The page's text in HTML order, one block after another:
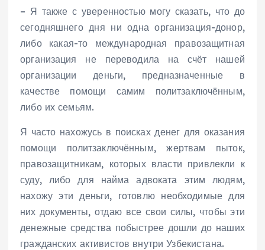
– Я также с уверенностью могу сказать, что до
сегодняшнего дня ни одна организация-донор,
либо какая-то международная правозащитная
организация не переводила на счёт нашей
организации деньги, предназначенные в
качестве помощи самим политзаключённым,
либо их семьям.
Я часто нахожусь в поисках денег для оказания
помощи политзаключённым, жертвам пыток,
правозащитникам, которых власти привлекли к
суду, либо для найма адвоката этим людям,
нахожу эти деньги, готовлю необходимые для
них документы, отдаю все свои силы, чтобы эти
денежные средства побыстрее дошли до наших
гражданских активистов внутри Узбекистана.